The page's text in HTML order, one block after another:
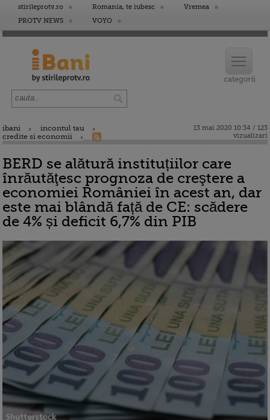
stirileprotv.ro Romania, te iubesc
Vremea
PROTV NEWS
VOYO
ibani
incontul tau
credite si economii
13 mai 2020 10:34 / 123
vizualizari
BERD se alătură instituțiilor care
înrăutăţesc prognoza de creştere a
economiei României în acest an, dar
este mai blândă față de CE: scădere
de 4% și deficit 6,7% din PIB